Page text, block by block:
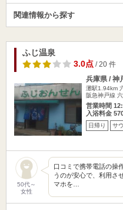
関連情報から探す
ふじ温泉
3.0点/ 20 件
兵庫県 / 神
灘駅1.94km
阪急神戸線
営業時間
入浴料金
日帰り サ
50代～
女性
口コミで携帯電話の操
うのが安心で、利用さ
マホを…